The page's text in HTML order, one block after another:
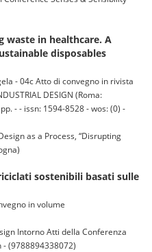
waste in healthcare. A
disposables
- 04c Atto di convegno in rivista
DESIGN (Roma:
- - issn: 1594-8528 - wos: (0) -
as a Process, “Disrupting
sostenibili basati sulle
in volume
Intorno Atti della Conferenza
(9788894338072)